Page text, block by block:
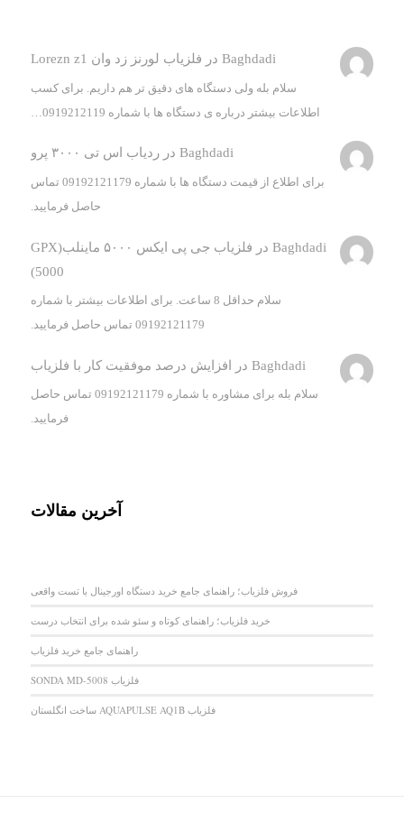
Baghdadi در فلزیاب لورنز زد وان Lorezn z1
سلام بله ولی دستگاه های دقیق تر هم داریم. برای کسب
اطلاعات بیشتر درباره ی دستگاه ها با شماره 0919212119…
Baghdadi درردیاب اس تی ۳۰۰۰ پرو
برای اطلاع از قیمت دستگاه ها با شماره 09192121179 تماس
حاصل فرمایید.
Baghdadi در
فلزیاب جی پی ایکس ۵۰۰۰ ماینلب(GPX
5000)
سلام حداقل 8 ساعت. برای اطلاعات بیشتر با شماره
09192121179 تماس حاصل فرمایید.
Baghdadi در افزایش درصد موفقیت کار با فلزیاب
سلام بله برای مشاوره با شماره 09192121179 تماس حاصل
فرمایید.
آخرین مقالات
فروش فلزیاب؛ راهنمای جامع خرید دستگاه اورجینال با تست واقعی
خرید فلزیاب؛ راهنمای کوتاه و سئو شده برای انتخاب درست
راهنمای جامع خرید فلزیاب
فلزیاب SONDA MD-5008
فلزیاب AQUAPULSE AQ1B ساخت انگلستان